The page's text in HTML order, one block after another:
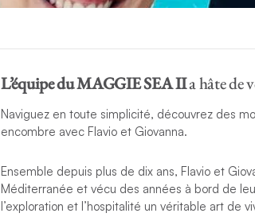
L’équipe du MAGGIE SEA IIa hâte de
Naviguez en toute simplicité, découvrez des
encombre avec Flavio et Giovanna.
Ensemble depuis plus de dix ans, Flavio et
Méditerranée et vécu des années à bord de
l’exploration et l’hospitalité un véritable art de